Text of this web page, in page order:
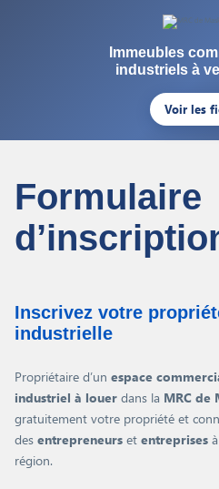
Immeubles
industriels à
Voir les
Formulaire
Inscrivez votre
industrielle
Propriétaire d’un espace
industriel à louer dans la MRC de
gratuitement votre propriété et
des entrepreneurs et entreprises
région.